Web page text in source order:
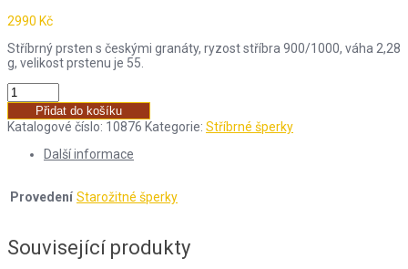
2990 Kč
Stříbrný prsten s českými granáty, ryzost stříbra 900/1000, váha 2,28
g, velikost prstenu je 55.
Přidat do košíku
Katalogové číslo: 10876 Kategorie: Stříbrné šperky
Další informace
Provedení Starožitné šperky
Související produkty